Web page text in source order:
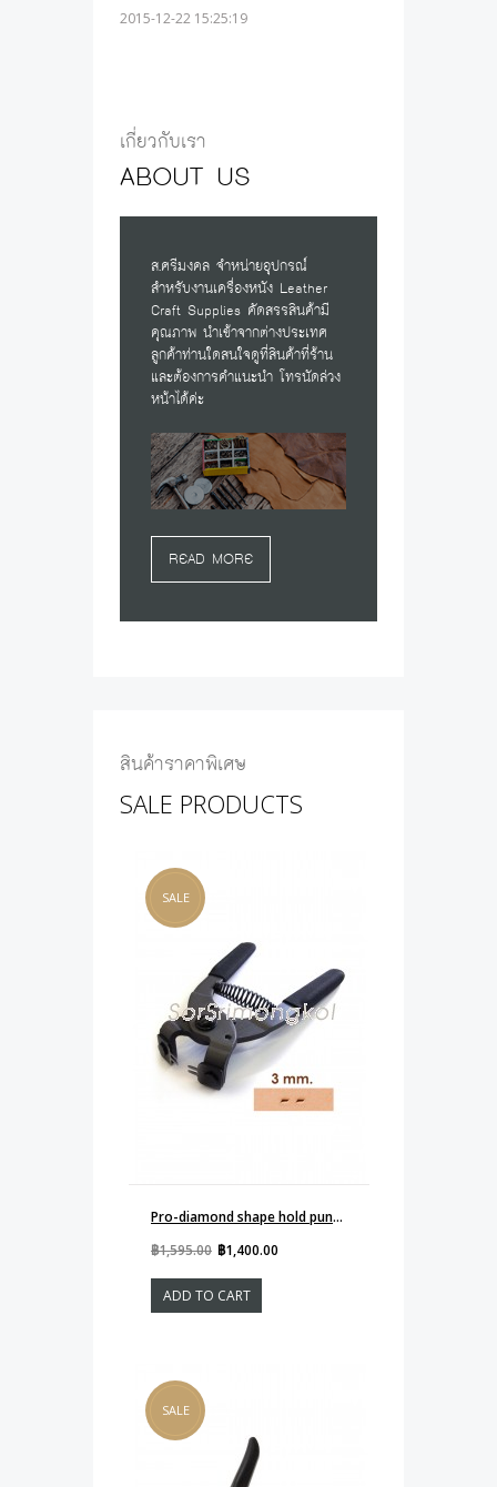
2015-12-22 15:25:19
WELCOME OVERSEAS
CUSTOMERS
Welcome Overseas CustomersMore
urgent matters please co...
2015-12-13 12:52:20
ส.ศรีมงคล จำหน่ายอุปกรณ์สำหรับงาน...
2015-12-22 15:25:19
เกี่ยวกับเรา
ABOUT US
ส.ศรีมงคล จำหน่ายอุปกรณ์
สำหรับงานเครื่องหนัง Leather
Craft Supplies คัดสรรสินค้ามี
คุณภาพ นำเข้าจากต่างประเทศ
ลูกค้าท่านใดสนใจดูที่สินค้าที่ร้าน
และต้องการคำแนะนำ โทรนัดล่วง
หน้าได้ค่ะ
READ MORE
สินค้าราคาพิเศษ
SALE PRODUCTS
SALE
Pro-diamond shape hold punch 3mm 2-prong
฿1,595.00 ฿1,400.00
ADD TO CART
SALE